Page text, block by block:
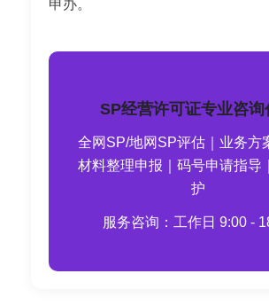
申办。
SP经营许可证专业咨询
全网SP/地网SP评估｜业务方
材料整理申报｜码号申请指导
护
服务咨询：工作日 9:00 -